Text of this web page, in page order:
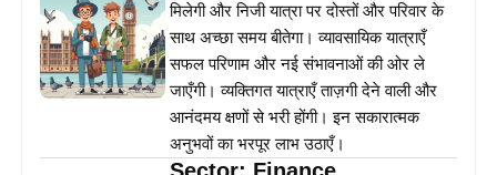
मिलेगी और निजी यात्रा पर दोस्तों और परिवार के
साथ अच्छा समय बीतेगा। व्यावसायिक यात्राएँ
सफल परिणाम और नई संभावनाओं की ओर ले
जाएँगी। व्यक्तिगत यात्राएँ ताज़गी देने वाली और
आनंदमय क्षणों से भरी होंगी। इन सकारात्मक
अनुभवों का भरपूर लाभ उठाएँ।